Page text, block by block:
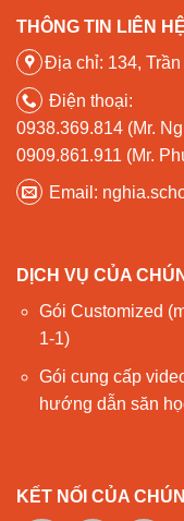
THÔNG TIN LIÊN HỆ
Địa chỉ: 134,
Điện thoại:
0938.369.814 (Mr.
0909.861.911 (Mr.
Email:
DỊCH VỤ CỦA
Gói Customized
1-1)
Gói cung cấp
hướng dẫn săn
KẾT NỐI CỦA